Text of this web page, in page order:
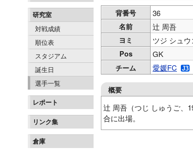
研究室
対戦成績
順位表
スタジアム
誕生日
選手一覧
レポート
リンク集
倉庫
背番号 36
名前 辻 周吾
ヨミ ツジ シュウ
Pos GK
チーム 愛媛FC
概要
辻 周吾（つじ しゅうご、
合に出場。